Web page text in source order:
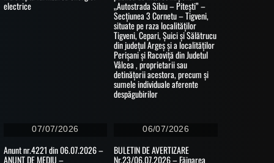
electrice „Autostrada Sibiu – Pitești” –
Secțiunea 3 Cornetu – Tigveni,
situate pe raza localităților
Tigveni, Cepari, Șuici și Sălătrucu
din județul Argeș și a localităților
Perișani și Racoviță din Judetul
Vâlcea , proprietarii sau
detinățorii acestora, precum și
sumele individuale aferente
despăgubirilor
07/07/2026
Anunt nr.4221 din 06.07.2026 –
ANUNT DE MEDIU –
06/07/2026
BULETIN DE AVERTIZARE
Nr.23/06.07.2026 – Făinarea